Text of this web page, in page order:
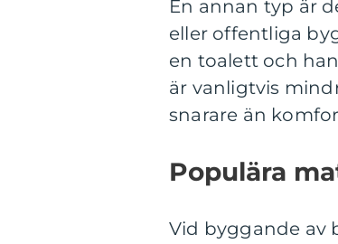
En annan typ är
eller offentliga
en toalett och
är vanligtvis
snarare än
Populära
Vid byggande av